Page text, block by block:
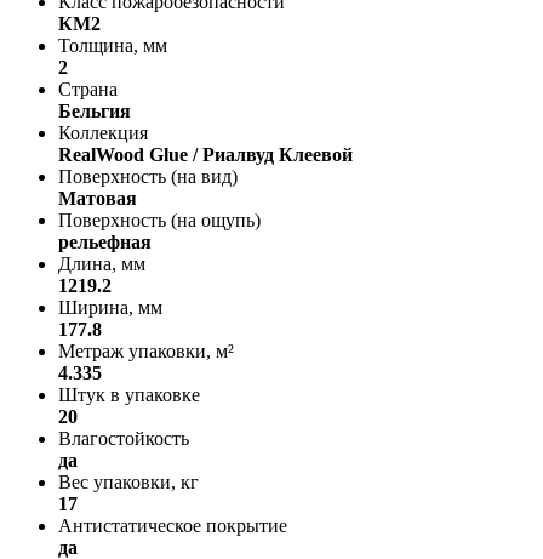
КМ2
Толщина, мм
2
Страна
Бельгия
Коллекция
RealWood Glue / Риалвуд Клеевой
Поверхность (на вид)
Матовая
Поверхность (на ощупь)
рельефная
Длина, мм
1219.2
Ширина, мм
177.8
Метраж упаковки, м²
4.335
Штук в упаковке
20
Влагостойкость
да
Вес упаковки, кг
17
Антистатическое покрытие
да